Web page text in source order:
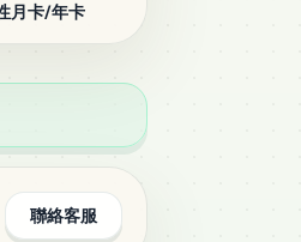
月卡/年卡
聯絡客服